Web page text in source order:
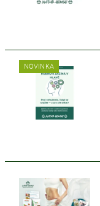
NOVINKA